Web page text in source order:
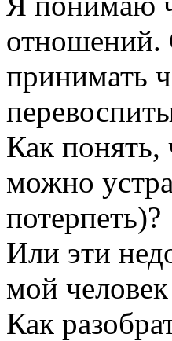
отношений.
принимать
Как понять,
можно
потерпеть)?
Или эти
мой
Как